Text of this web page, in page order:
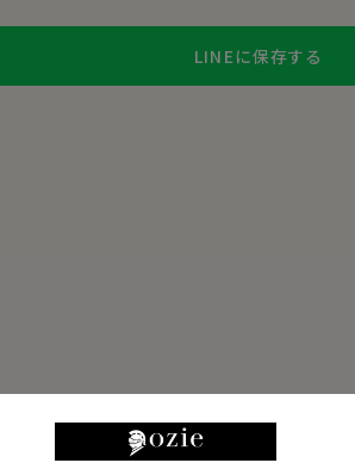
LINEに保存する